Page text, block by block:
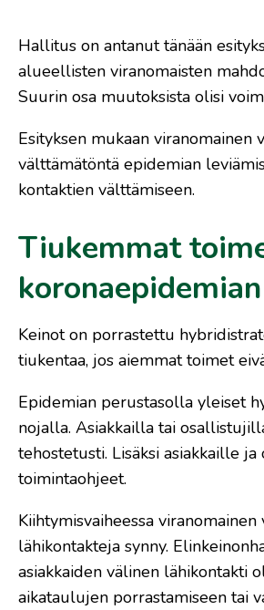
Hallitus on antanut tänään
alueellisten viranomaisten
Suurin osa muutoksista olisi
Esityksen mukaan
välttämätöntä epidemian
kontaktien välttämiseen.
Tiukemmat
Keinot on porrastettu
tiukentaa, jos aiemmat toimet
Epidemian perustasolla yleiset
nojalla. Asiakkailla tai
tehostetusti. Lisäksi asiakkaille
toimintaohjeet.
Kiihtymisvaiheessa
lähikontakteja synny.
asiakkaiden välinen lähikontakti
aikataulujen porrastamiseen tai